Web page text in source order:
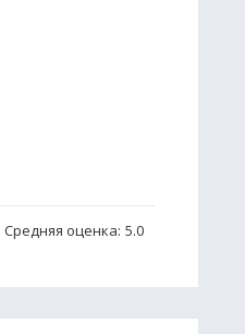
Средняя оценка: 5.0